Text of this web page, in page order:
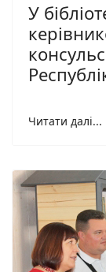
У
Читати далі...